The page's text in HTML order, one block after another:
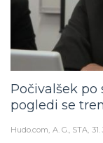
Počivalšek po
pogledi se
Hudo.com A. G., STA